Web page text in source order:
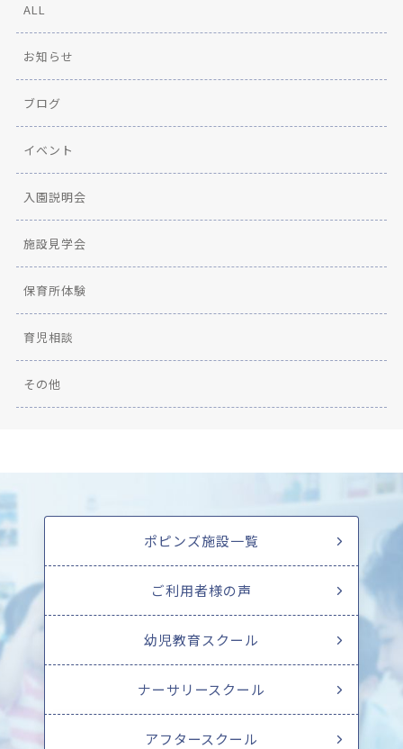
ALL
お知らせ
ブログ
イベント
入園説明会
施設見学会
保育所体験
育児相談
その他
ポピンズ施設一覧
ご利用者様の声
幼児教育スクール
ナーサリースクール
アフタースクール